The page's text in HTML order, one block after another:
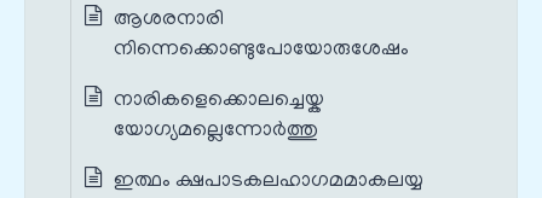
ആശരനാരി
നിന്നെക്കൊണ്ടുപോയോരുശേഷം
നാരികളെക്കൊലച്ചെയ്ക
യോഗ്യമല്ലെന്നോർത്തു
ഇത്ഥം ക്ഷപാടകലഹാഗമമാകലയ്യ